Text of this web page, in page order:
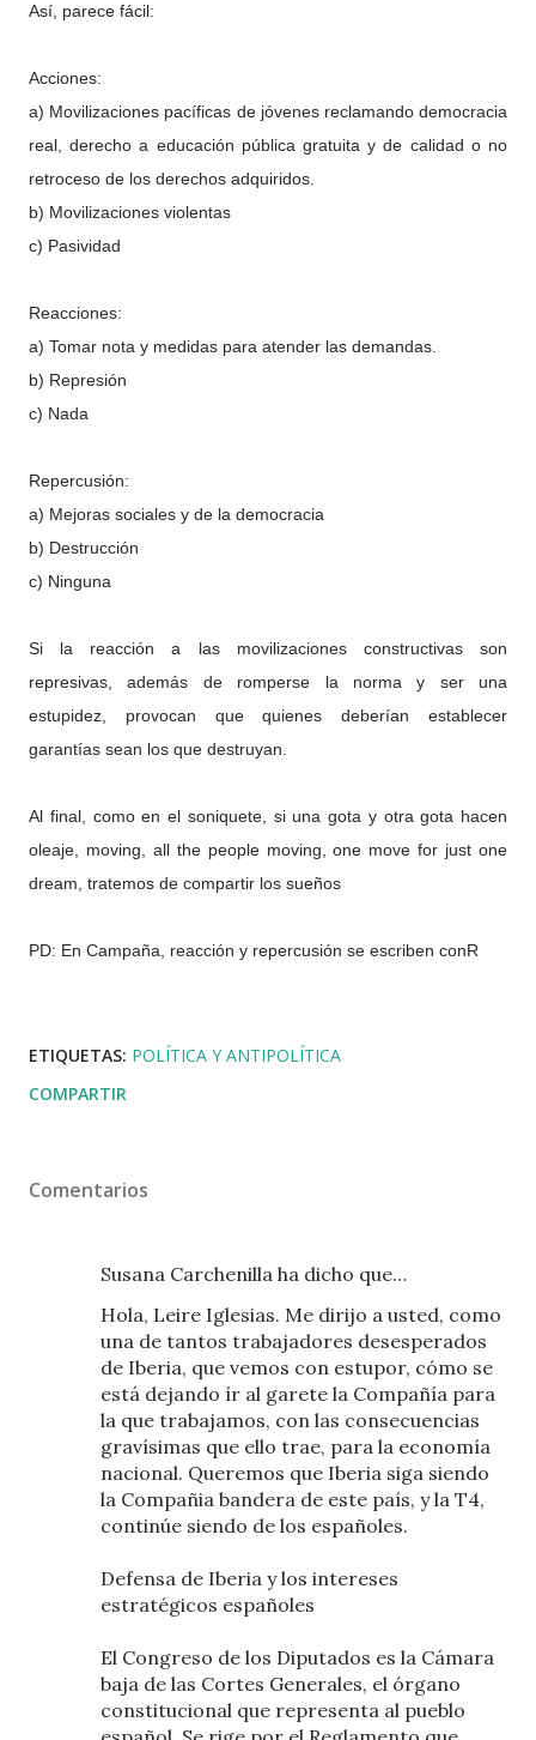
Así, parece fácil:
Acciones:
a) Movilizaciones pacíficas de jóvenes reclamando democracia
real, derecho a educación pública gratuita y de calidad o no
retroceso de los derechos adquiridos.
b) Movilizaciones violentas
c) Pasividad
Reacciones:
a) Tomar nota y medidas para atender las demandas.
b) Represión
c) Nada
Repercusión:
a) Mejoras sociales y de la democracia
b) Destrucción
c) Ninguna
Si la reacción a las movilizaciones constructivas son
represivas, además de romperse la norma y ser una
estupidez, provocan que quienes deberían establecer
garantías sean los que destruyan.
Al final, como en el soniquete, si una gota y otra gota hacen
oleaje, moving, all the people moving, one move for just one
dream, tratemos de compartir los sueños
PD: En Campaña, reacción y repercusión se escriben conR
ETIQUETAS: POLÍTICA Y ANTIPOLÍTICA
COMPARTIR
Comentarios
Susana Carchenilla ha dicho que…
Hola, Leire Iglesias. Me dirijo a usted, como
una de tantos trabajadores desesperados
de Iberia, que vemos con estupor, cómo se
está dejando ír al garete la Compañía para
la que trabajamos, con las consecuencias
gravísimas que ello trae, para la economía
nacional. Queremos que Iberia siga siendo
la Compañia bandera de este país, y la T4,
continúe siendo de los españoles.
Defensa de Iberia y los intereses
estratégicos españoles
El Congreso de los Diputados es la Cámara
baja de las Cortes Generales, el órgano
constitucional que representa al pueblo